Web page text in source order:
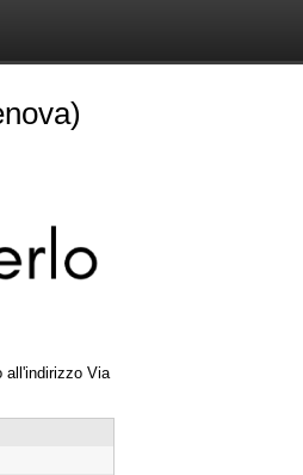
all'indirizzo Via